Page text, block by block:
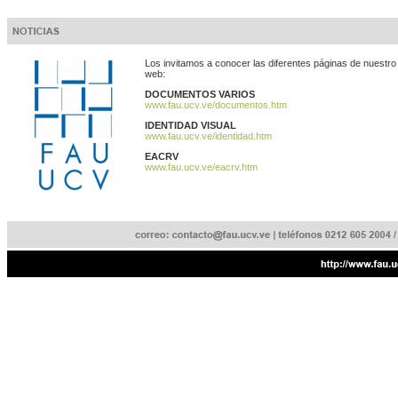
Los invitamos a conocer las diferentes páginas de nuestro
web:
DOCUMENTOS VARIOS
www.fau.ucv.ve/documentos.htm
IDENTIDAD VISUAL
www.fau.ucv.ve/identidad.htm
EACRV
www.fau.ucv.ve/eacrv.htm